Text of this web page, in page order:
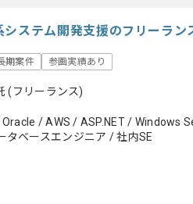
システム開発支援のフリーラン
期案件 参画実績あり
(フリーランス)
/ AWS / ASP.NET / Windows
タベースエンジニア / 社内SE